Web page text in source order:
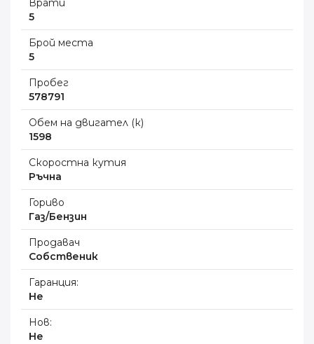
Врати
5
Брой места
5
Пробег
578791
Обем на двигател (к)
1598
Скоростна кутия
Ръчна
Гориво
Газ/Бензин
Продавач
Собственик
Гаранция:
Не
Нов:
Не